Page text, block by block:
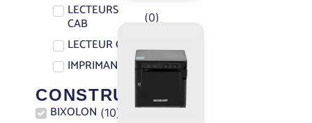
LECTEURS
CAB (0)
LECTEUR CAB
IMPRIMANTES (10)
CONSTRUCTEURS
BIXOLON (10)